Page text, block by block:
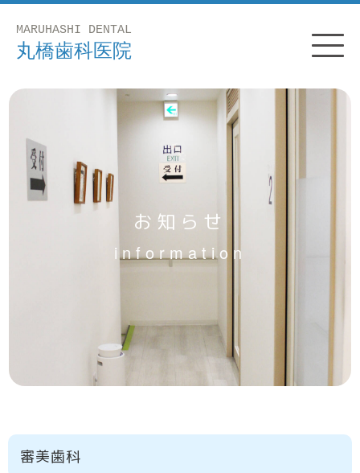
お知らせ
information
審美歯科